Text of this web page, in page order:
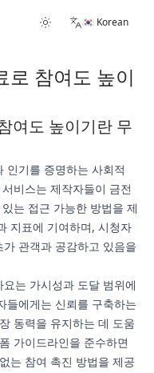
🇰🇷 Korean
로 참여도 높이
여도 높이기란 무
인기를 증명하는 사회적
비스는 제작자들이 금전
는 접근 가능한 방법을 제
지표에 기여하며, 시청자
관객과 공감하고 있음을
는 가시성과 도달 범위에
들에게는 신뢰를 구축하는
동력을 유지하는 데 도움
가이드라인을 준수하면
는 참여 촉진 방법을 제공